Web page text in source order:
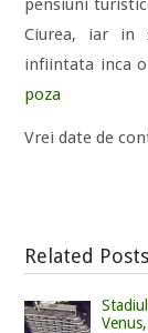
pensiuni
Ciurea, iar in
infiintata inca
poza
Vrei date de
Related Posts